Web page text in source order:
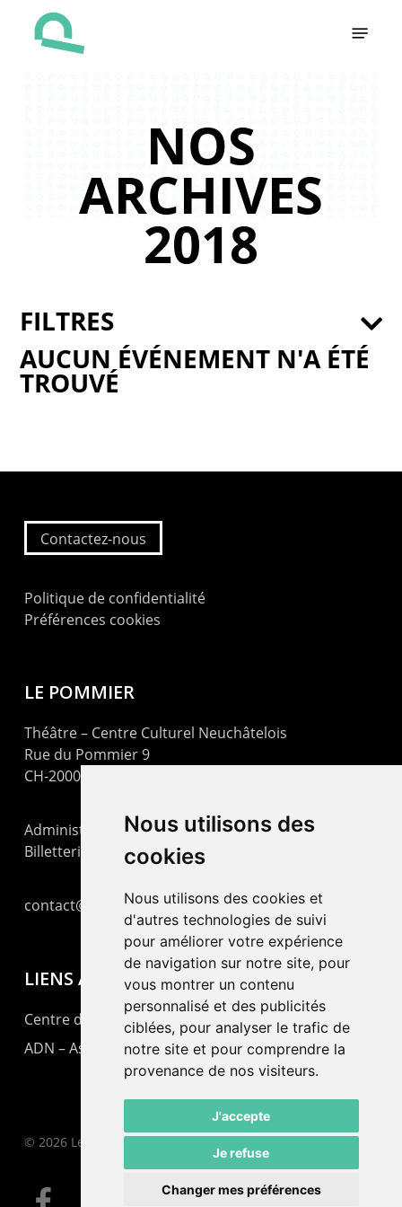
Nous utilisons des
cookies
Nous utilisons des cookies et
d'autres technologies de suivi
pour améliorer votre expérience
de navigation sur notre site, pour
vous montrer un contenu
personnalisé et des publicités
ciblées, pour analyser le trafic de
notre site et pour comprendre la
provenance de nos visiteurs.
J'accepte
Je refuse
Changer mes préférences
NOS
ARCHIVES
2018
AUCUN ÉVÉNEMENT N'A ÉTÉ
TROUVÉ
FILTRES
Contactez-nous
Politique de confidentialité
Préférences cookies
LE POMMIER
Théâtre – Centre Culturel Neuchâtelois
Rue du Pommier 9
CH-2000 Neuchâtel
Administration : +41 32 725 03 03
Billetterie : +41 32 725 05 05
contact@lepommier.ch
LIENS AMIS
Centre de culture ABC
ADN – Association Danse Neuchâtel
© 2026 Le Pommier.
facebook email